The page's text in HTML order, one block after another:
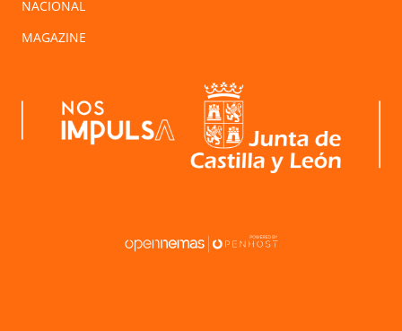
NACIONAL
MAGAZINE